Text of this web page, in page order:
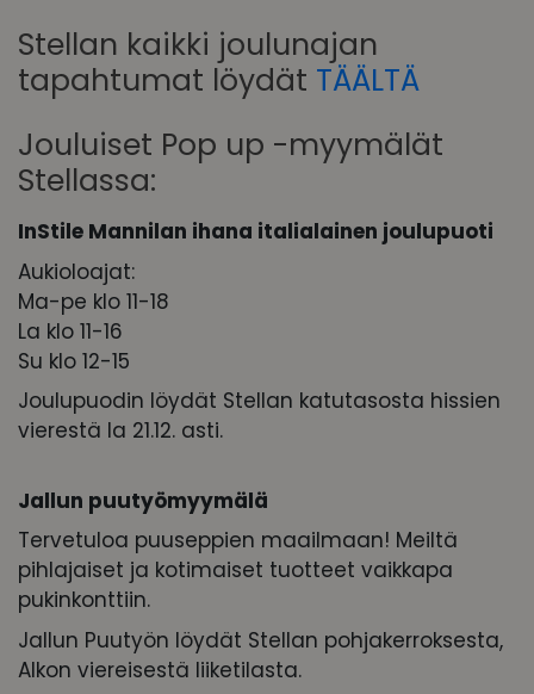
Stellan kaikki joulunajan
tapahtumat löydät TÄÄLTÄ
Jouluiset Pop up -myymälät
Stellassa:
InStile Mannilan ihana italialainen joulupuoti
Aukioloajat:
Ma-pe klo 11-18
La klo 11-16
Su klo 12-15
Joulupuodin löydät Stellan katutasosta hissien
vierestä la 21.12. asti.
Jallun puutyömyymälä
Tervetuloa puuseppien maailmaan! Meiltä
pihlajaiset ja kotimaiset tuotteet vaikkapa
pukinkonttiin.
Jallun Puutyön löydät Stellan pohjakerroksesta,
Alkon viereisestä liiketilasta.